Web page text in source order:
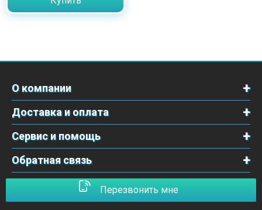
О компании
Доставка и оплата
Сервис и помощь
Обратная связь
Перезвонить мне